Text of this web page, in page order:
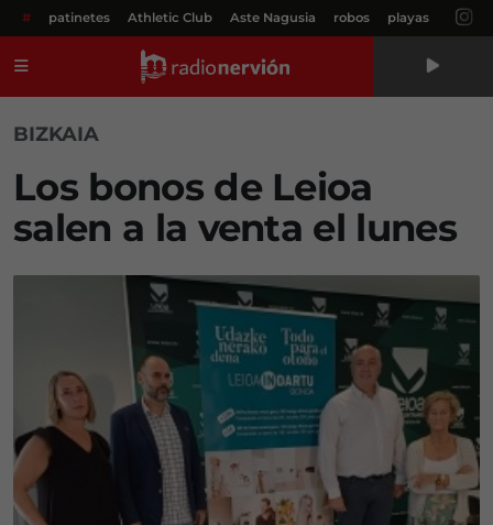
# patinetes Athletic Club Aste Nagusia robos playas
BIZKAIA
Los bonos de Leioa
salen a la venta el lunes